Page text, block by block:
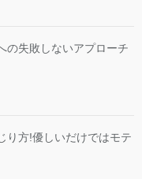
の失敗しないアプローチ
り方!優しいだけではモテ